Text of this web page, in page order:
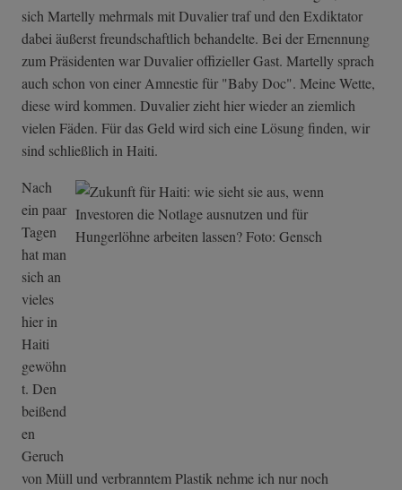
sich Martelly mehrmals mit Duvalier traf und den Exdiktator
dabei äußerst freundschaftlich behandelte. Bei der Ernennung
zum Präsidenten war Duvalier offizieller Gast. Martelly sprach
auch schon von einer Amnestie für "Baby Doc". Meine Wette,
diese wird kommen. Duvalier zieht hier wieder an ziemlich
vielen Fäden. Für das Geld wird sich eine Lösung finden, wir
sind schließlich in Haiti.
Nach
ein paar
Tagen
hat man
sich an
vieles
hier in
Haiti
gewöhn
t. Den
beißend
en
Geruch
von Müll und verbranntem Plastik nehme ich nur noch